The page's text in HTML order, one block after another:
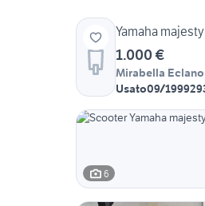
Yamaha majesty
1.000 €
Mirabella Eclano
Usato09/1999
6